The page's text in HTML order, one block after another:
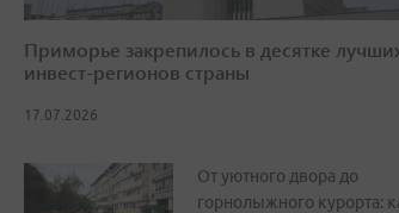
Приморье закрепилось в десятке
инвест-регионов страны
17.07.2026
От уютного двора до
горнолыжного курорта: